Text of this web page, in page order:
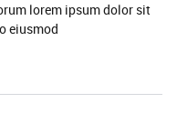
lorem ipsum dolor sit
eiusmod